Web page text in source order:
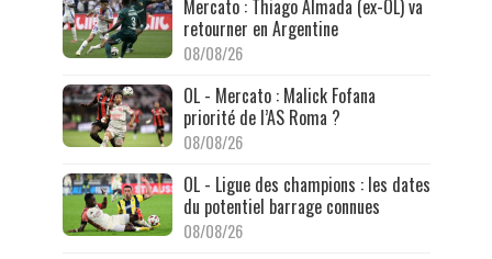
Mercato : Thiago Almada (ex-OL) va
retourner en Argentine
08/08/26
OL - Mercato : Malick Fofana
priorité de l’AS Roma ?
08/08/26
OL - Ligue des champions : les dates
du potentiel barrage connues
08/08/26